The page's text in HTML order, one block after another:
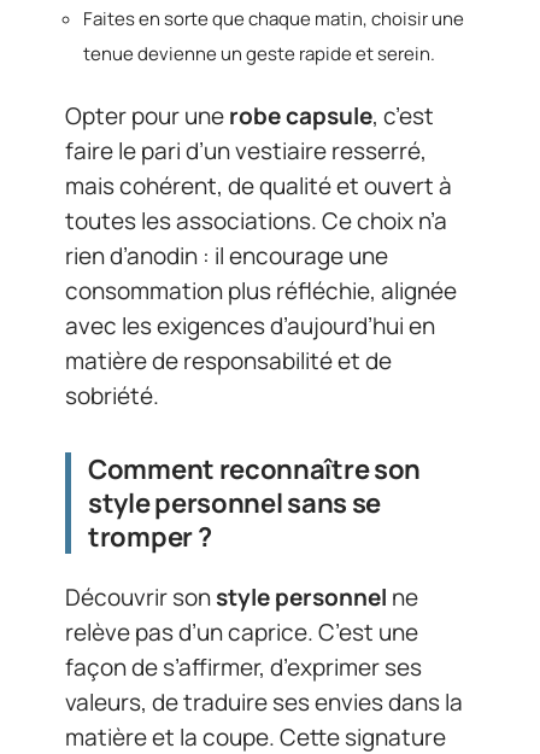
Faites en sorte que chaque matin, choisir une
tenue devienne un geste rapide et serein.
Opter pour unerobe capsule, c’est
faire le pari d’un vestiaire resserré,
mais cohérent, de qualité et ouvert à
toutes les associations. Ce choix n’a
rien d’anodin : il encourage une
consommation plus réfléchie, alignée
avec les exigences d’aujourd’hui en
matière de responsabilité et de
sobriété.
Comment reconnaître son
style personnel sans se
tromper ?
Découvrir sonstyle personnel ne
relève pas d’un caprice. C’est une
façon de s’affirmer, d’exprimer ses
valeurs, de traduire ses envies dans la
matière et la coupe. Cette signature